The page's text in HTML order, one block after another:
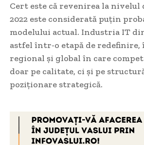
Cert este că revenirea la nivelul
2022 este considerată puțin
modelului actual. Industria IT
astfel într-o etapă de
regional și global în care
doar pe calitate, ci și pe
poziționare strategică.